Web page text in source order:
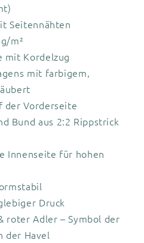
Seitennähten
m²
mit Kordelzug
mit farbigem,
der Vorderseite
Bund aus 2:2 Rippstrick
Innenseite für hohen
Druck
roter Adler – Symbol der
der Havel